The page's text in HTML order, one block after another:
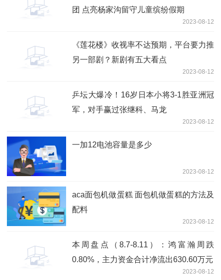
团 点亮杨家沟留守儿童缤纷假期
2023-08-12
《莲花楼》收视率不达预期，平台要力推
另一部剧？新剧有五大看点
2023-08-12
乒坛大爆冷！16岁日本小将3-1胜亚洲冠
军，对手赢过张继科、马龙
2023-08-12
一加12电池容量是多少
2023-08-12
aca面包机做蛋糕 面包机做蛋糕的方法及
配料
2023-08-12
本周盘点（8.7-8.11）：鸿富瀚周跌
0.80%，主力资金合计净流出630.60万元
2023-08-12